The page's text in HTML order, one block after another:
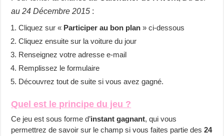
au 24 Décembre 2015 :
Cliquez sur « Participer au bon plan » ci-dessous
Cliquez ensuite sur la voiture du jour
Renseignez votre adresse e-mail
Remplissez le formulaire
Découvrez tout de suite si vous avez gagné.
Quel est le principe du jeu ?
Ce jeu est sous forme d’instant gagnant, qui vous
permettrez de savoir sur le champ si vous faites partie des24